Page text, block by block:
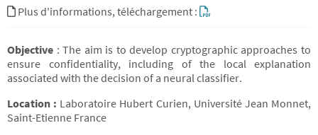
Plus d'informations, téléchargement :
Objective : The aim is to develop cryptographic approaches to
ensure confidentiality, including of the local explanation
associated with the decision of a neural classifier.
Location : Laboratoire Hubert Curien, Université Jean Monnet,
Saint-Etienne France